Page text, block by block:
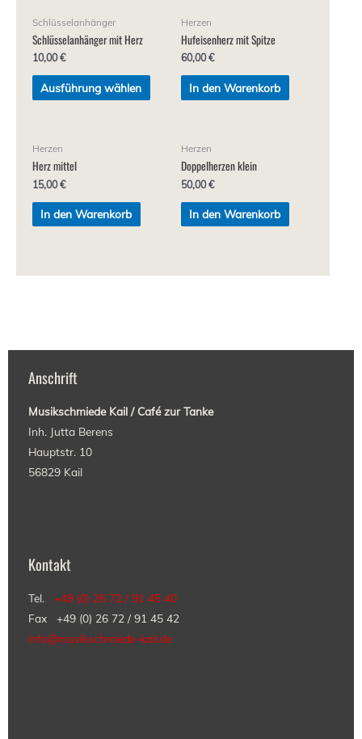
Schlüsselanhänger
Schlüsselanhänger mit Herz
10,00€
Ausführung wählen
Herzen
Hufeisenherz mit Spitze
60,00€
In den Warenkorb
Herzen
Herz mittel
15,00€
In den Warenkorb
Herzen
Doppelherzen klein
50,00€
In den Warenkorb
Anschrift
Musikschmiede Kail / Café zur Tanke
Inh. Jutta Berens
Hauptstr. 10
56829 Kail
Kontakt
Tel. +49 (0) 26 72 / 91 45 40
Fax +49 (0) 26 72 / 91 45 42
info@musikschmiede-kail.de